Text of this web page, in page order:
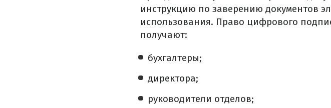
инструкцию по заверению документов
использования. Право цифрового
получают:
бухгалтеры;
директора;
руководители отделов;